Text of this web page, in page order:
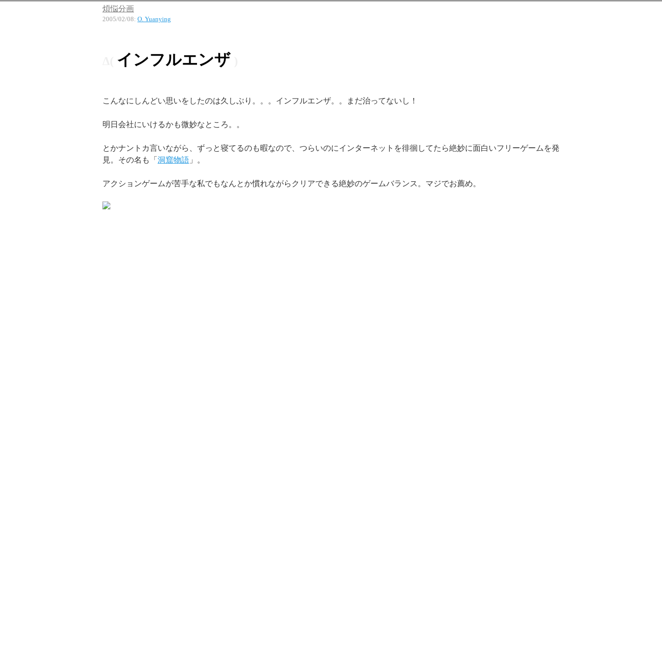
煩悩分画
2005/02/08: O. Yuanying
インフルエンザ
こんなにしんどい思いをしたのは久しぶり。。。インフルエンザ。。まだ治ってないし！
明日会社にいけるかも微妙なところ。。
とかナントカ言いながら、ずっと寝てるのも暇なので、つらいのにインターネットを徘徊してたら絶妙に面白いフリーゲームを発
見。その名も「 洞窟物語 」。
アクションゲームが苦手な私でもなんとか慣れながらクリアできる絶妙のゲームバランス。マジでお薦め。